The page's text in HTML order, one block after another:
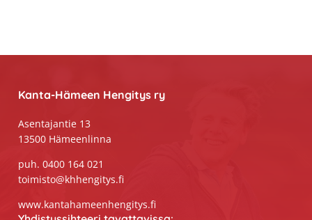
Kanta-Hämeen Hengitys ry
Asentajantie 13
13500 Hämeenlinna
puh. 0400 164 021
toimisto@khhengitys.fi
www.kantahameenhengitys.fi